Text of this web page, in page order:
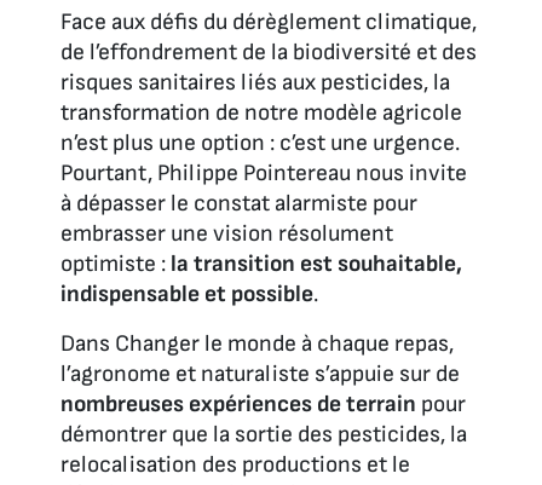
Face aux défis du dérèglement climatique,
de l’effondrement de la biodiversité et des
risques sanitaires liés aux pesticides, la
transformation de notre modèle agricole
n’est plus une option : c’est une urgence.
Pourtant, Philippe Pointereau nous invite
à dépasser le constat alarmiste pour
embrasser une vision résolument
optimiste : la transition est souhaitable,
indispensable et possible.
Dans Changer le monde à chaque repas,
l’agronome et naturaliste s’appuie sur de
nombreuses expériences de terrain pour
démontrer que la sortie des pesticides, la
relocalisation des productions et le